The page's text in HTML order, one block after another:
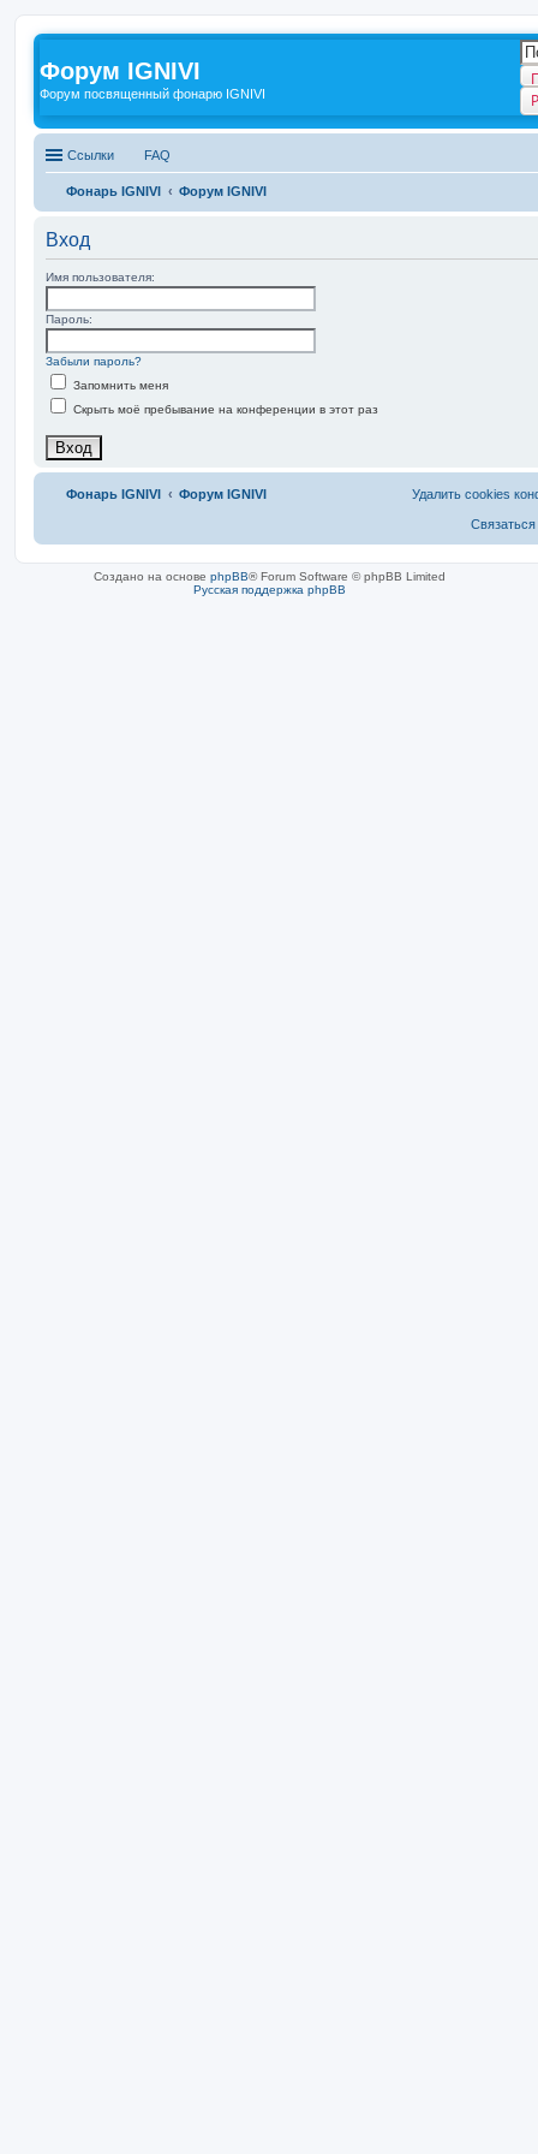
Форум IGNIVI
Форум посвященный фонарю IGNIVI
Ссылки FAQ
Фонарь IGNIVI Форум IGNIVI
Вход
Имя пользователя:
Пароль:
Забыли пароль?
Запомнить меня
Скрыть моё пребывание на конференции в этот раз
Фонарь IGNIVI Форум IGNIVI Удалить cookies
Создано на основе phpBB® Forum Software © phpBB Limited
Русская поддержка phpBB